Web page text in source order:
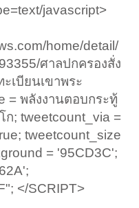
javascript>
home/detail/
ศาลปกครองสั่ง
เบียนเขาพระ
= พลังงานตอบกระทู้
; tweetcount_via =
tweetcount_size
= '95CD3C';
</SCRIPT>